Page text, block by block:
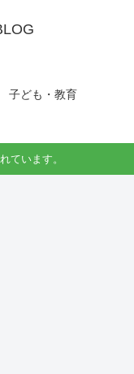
子ども・教育
ています。